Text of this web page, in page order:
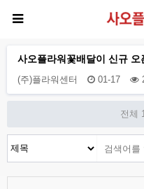
사오플라워꽃배달이 신규 오
(주)플라워센터 01-17
전체